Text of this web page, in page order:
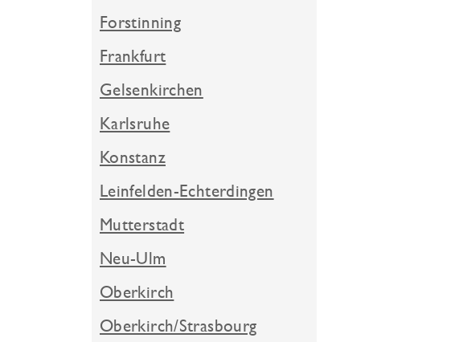
Forstinning
Frankfurt
Gelsenkirchen
Karlsruhe
Konstanz
Leinfelden-Echterdingen
Mutterstadt
Neu-Ulm
Oberkirch
Oberkirch/Strasbourg